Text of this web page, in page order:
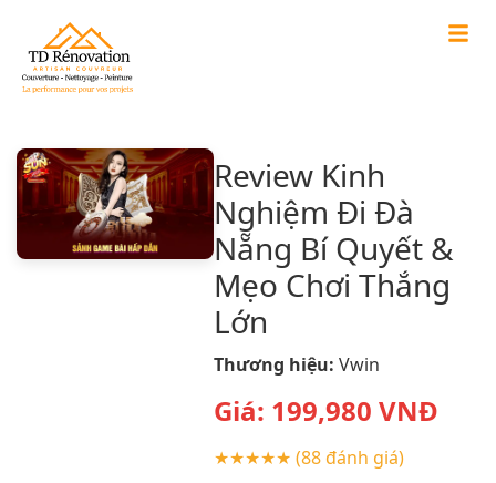
Review Kinh
Nghiệm Đi Đà
Nẵng Bí Quyết &
Mẹo Chơi Thắng
Lớn
Thương hiệu: Vwin
Giá: 199,980 VNĐ
★★★★★ (88 đánh giá)